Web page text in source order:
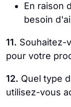
En raison
besoin
11. Souhaitez-
pour votre
12. Quel type
utilisez-vous